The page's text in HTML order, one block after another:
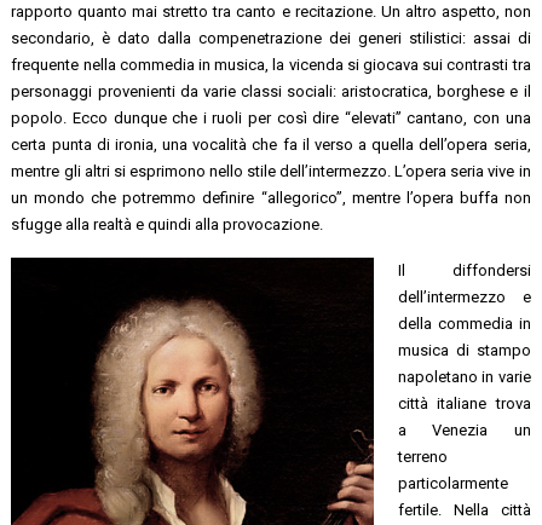
rapporto quanto mai stretto tra canto e recitazione. Un altro aspetto, non
secondario, è dato dalla compenetrazione dei generi stilistici: assai di
frequente nella commedia in musica, la vicenda si giocava sui contrasti tra
personaggi provenienti da varie classi sociali: aristocratica, borghese e il
popolo. Ecco dunque che i ruoli per così dire “elevati” cantano, con una
certa punta di ironia, una vocalità che fa il verso a quella dell’opera seria,
mentre gli altri si esprimono nello stile dell’intermezzo. L’opera seria vive in
un mondo che potremmo definire “allegorico”, mentre l’opera buffa non
sfugge alla realtà e quindi alla provocazione.
Il diffondersi
dell’intermezzo e
della commedia in
musica di stampo
napoletano in varie
città italiane trova
a Venezia un
terreno
particolarmente
fertile. Nella città